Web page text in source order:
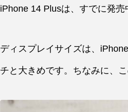
iPhone 14 Plusは、すでに発売
ディスプレイサイズは、
チと大きめです。ちなみに、